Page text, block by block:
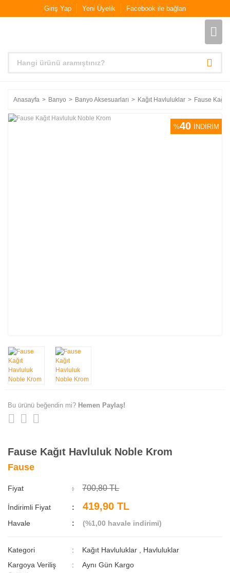
Giriş Yap Yeni Üyelik Facebook ile bağlan
Anasayfa Banyo Banyo Aksesuarları Kağıt Havluluklar Fause
%40 İNDİRİM
Bu ürünü beğendin mi? Hemen Paylaş!
Fause Kağıt Havluluk Noble Krom
Fause
Fiyat 700,80 TL
İndirimli Fiyat 419,90 TL
Havale (%1,00 havale indirimi)
Kategori Kağıt Havluluklar
Havluluklar
Kargoya Veriliş
Aynı Gün Kargo